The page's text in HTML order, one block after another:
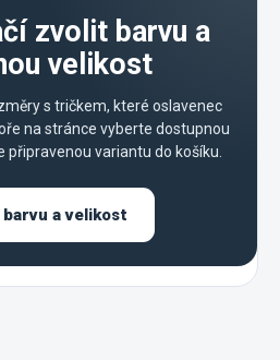
zvolit barvu a
velikost
s tričkem, které oslavenec
na stránce vyberte dostupnou
připravenou variantu do košíku.
a velikost